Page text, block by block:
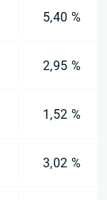
5,40 %
2,95 %
1,52 %
3,02 %